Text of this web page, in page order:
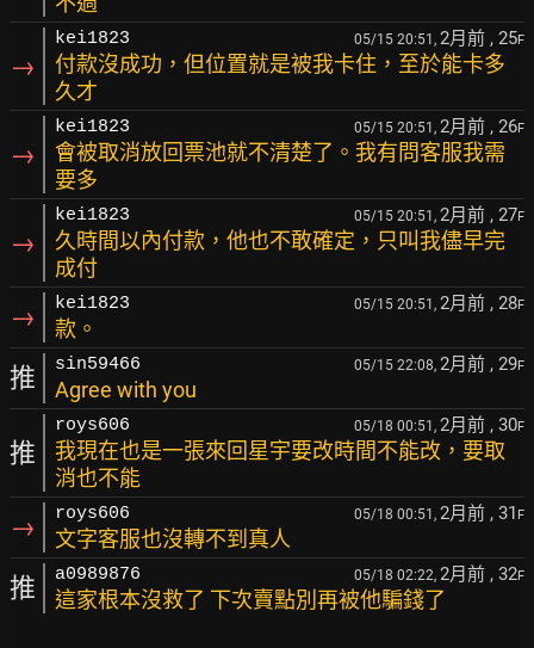
→
kei1823 05/15 20:51, 2月前 , 25F
付款沒成功，但位置就是被我卡住，至於能卡多
久才
→
kei1823 05/15 20:51, 2月前 , 26F
會被取消放回票池就不清楚了。我有問客服我需
要多
→
kei1823 05/15 20:51, 2月前 , 27F
久時間以內付款，他也不敢確定，只叫我儘早完
成付
→ kei1823 05/15 20:51, 2月前 , 28F
款。
推 sin59466 05/15 22:08, 2月前 , 29F
Agree with you
推
roys606 05/18 00:51, 2月前 , 30F
我現在也是一張來回星宇要改時間不能改，要取
消也不能
→ roys606 05/18 00:51, 2月前 , 31 F
文字客服也沒轉不到真人
推 a0989876 05/18 02:22, 2月前 , 32F
這家根本沒救了 下次賣點別再被他騙錢了